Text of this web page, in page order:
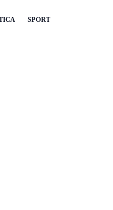
SPORT